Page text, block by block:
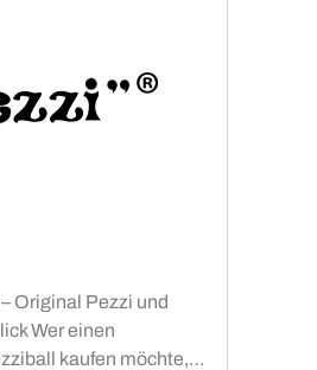
Original Pezzi und
kaufen möchte,